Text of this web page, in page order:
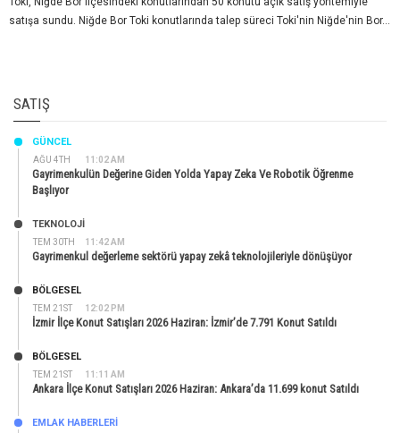
satışa sundu. Niğde Bor Toki konutlarında talep süreci Toki'nin Niğde'nin Bor...
SATIŞ
AĞU 4TH 11:02 AM
GÜNCEL
Gayrimenkulün Değerine Giden Yolda Yapay Zeka Ve Robotik Öğrenme
Başlıyor
TEM 30TH 11:42 AM
TEKNOLOJİ
Gayrimenkul değerleme sektörü yapay zekâ teknolojileriyle dönüşüyor
TEM 21ST 12:02 PM
BÖLGESEL
İzmir İlçe Konut Satışları 2026 Haziran: İzmir’de 7.791 Konut Satıldı
TEM 21ST 11:11 AM
BÖLGESEL
Ankara İlçe Konut Satışları 2026 Haziran: Ankara’da 11.699 konut Satıldı
EMLAK HABERLERI